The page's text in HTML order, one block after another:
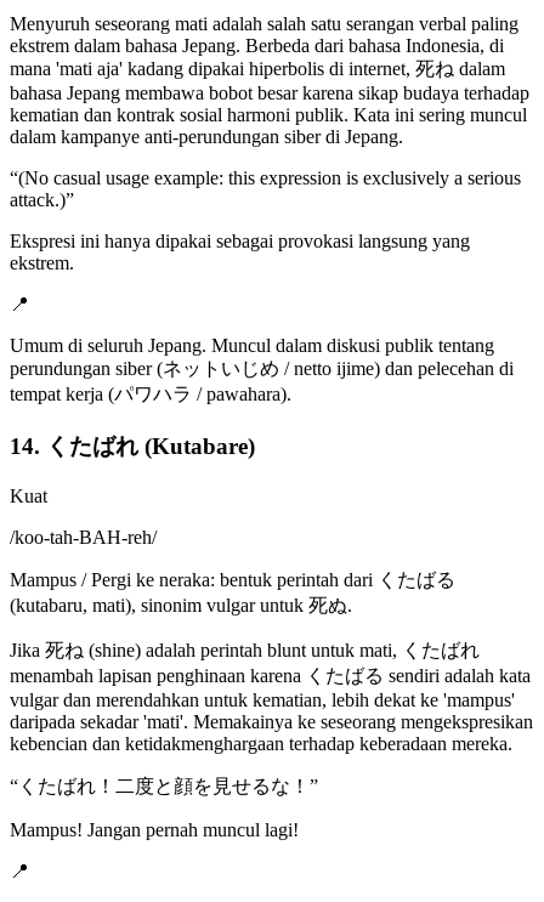
Menyuruh seseorang mati adalah salah satu serangan verbal paling
ekstrem dalam bahasa Jepang. Berbeda dari bahasa Indonesia, di
mana 'mati aja' kadang dipakai hiperbolis di internet, 死ね dalam
bahasa Jepang membawa bobot besar karena sikap budaya terhadap
kematian dan kontrak sosial harmoni publik. Kata ini sering muncul
dalam kampanye anti-perundungan siber di Jepang.
“(No casual usage example: this expression is exclusively a serious
attack.)”
Ekspresi ini hanya dipakai sebagai provokasi langsung yang
ekstrem.
📍
Umum di seluruh Jepang. Muncul dalam diskusi publik tentang
perundungan siber (ネットいじめ / netto ijime) dan pelecehan di
tempat kerja (パワハラ / pawahara).
14. くたばれ (Kutabare)
Kuat
/koo-tah-BAH-reh/
Mampus / Pergi ke neraka: bentuk perintah dari くたばる
(kutabaru, mati), sinonim vulgar untuk 死ぬ.
Jika 死ね (shine) adalah perintah blunt untuk mati, くたばれ
menambah lapisan penghinaan karena くたばる sendiri adalah kata
vulgar dan merendahkan untuk kematian, lebih dekat ke 'mampus'
daripada sekadar 'mati'. Memakainya ke seseorang mengekspresikan
kebencian dan ketidakmenghargaan terhadap keberadaan mereka.
“ くたばれ！二度と顔を見せるな！ ”
Mampus! Jangan pernah muncul lagi!
📍